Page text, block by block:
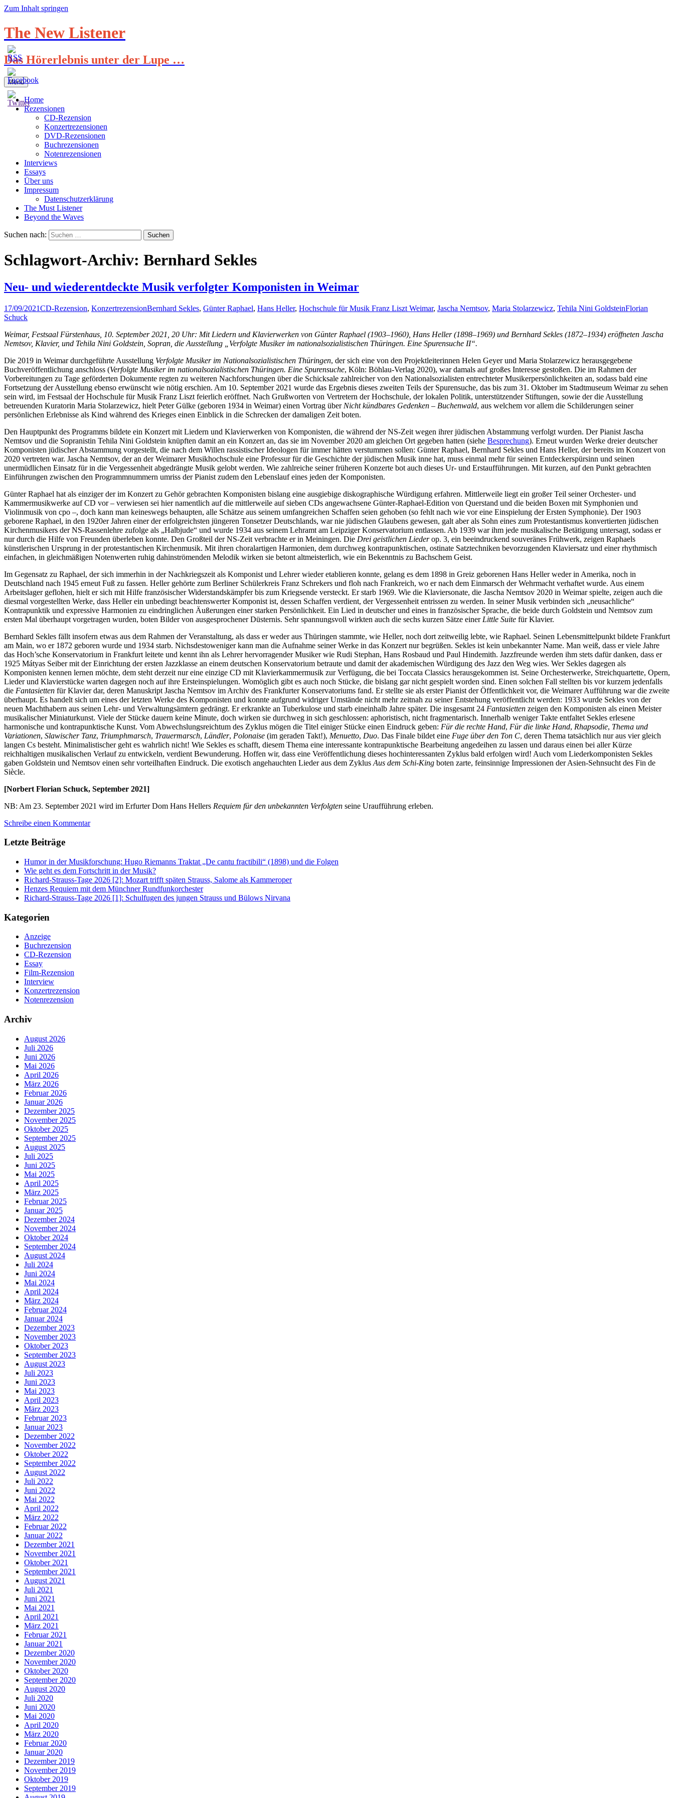
Zum Inhalt springen
The New Listener
Das Hörerlebnis unter der Lupe …
Menü
Home
Rezensionen
CD-Rezension
Konzertrezensionen
DVD-Rezensionen
Buchrezensionen
Notenrezensionen
Interviews
Essays
Über uns
Impressum
Datenschutzerklärung
The Must Listener
Beyond the Waves
Suchen nach:
Schlagwort-Archiv: Bernhard Sekles
Neu- und wiederentdeckte Musik verfolgter Komponisten in Weimar
17/09/2021CD-Rezension, KonzertrezensionBernhard Sekles, Günter Raphael, Hans Heller, Hochschule für Musik Franz Liszt Weimar, Jascha Nemtsov, Maria Stolarzewicz, Tehila Nini GoldsteinFlorian
Schuck
Weimar, Festsaal Fürstenhaus, 10. September 2021, 20 Uhr: Mit Liedern und Klavierwerken von Günter Raphael (1903–1960), Hans Heller (1898–1969) und Bernhard Sekles (1872–1934) eröffneten Jascha
Nemtsov, Klavier, und Tehila Nini Goldstein, Sopran, die Ausstellung „Verfolgte Musiker im nationalsozialistischen Thüringen. Eine Spurensuche II“.
Die 2019 in Weimar durchgeführte Ausstellung Verfolgte Musiker im Nationalsozialistischen Thüringen, der sich eine von den Projektleiterinnen Helen Geyer und Maria Stolarzewicz herausgegebene
Buchveröffentlichung anschloss (Verfolgte Musiker im nationalsozialistischen Thüringen. Eine Spurensuche, Köln: Böhlau-Verlag 2020), war damals auf großes Interesse gestoßen. Die im Rahmen der
Vorbereitungen zu Tage geförderten Dokumente regten zu weiteren Nachforschungen über die Schicksale zahlreicher von den Nationalsozialisten entrechteter Musikerpersönlichkeiten an, sodass bald eine
Fortsetzung der Ausstellung ebenso erwünscht wie nötig erschien. Am 10. September 2021 wurde das Ergebnis dieses zweiten Teils der Spurensuche, das bis zum 31. Oktober im Stadtmuseum Weimar zu sehen
sein wird, im Festsaal der Hochschule für Musik Franz Liszt feierlich eröffnet. Nach Grußworten von Vertretern der Hochschule, der lokalen Politik, unterstützender Stiftungen, sowie der die Ausstellung
betreuenden Kuratorin Maria Stolarzewicz, hielt Peter Gülke (geboren 1934 in Weimar) einen Vortrag über Nicht kündbares Gedenken – Buchenwald, aus welchem vor allem die Schilderungen seiner
persönlichen Erlebnisse als Kind während des Krieges einen Einblick in die Schrecken der damaligen Zeit boten.
Den Hauptpunkt des Programms bildete ein Konzert mit Liedern und Klavierwerken von Komponisten, die während der NS-Zeit wegen ihrer jüdischen Abstammung verfolgt wurden. Der Pianist Jascha
Nemtsov und die Sopranistin Tehila Nini Goldstein knüpften damit an ein Konzert an, das sie im November 2020 am gleichen Ort gegeben hatten (siehe Besprechung). Erneut wurden Werke dreier deutscher
Komponisten jüdischer Abstammung vorgestellt, die nach dem Willen rassistischer Ideologen für immer hätten verstummen sollen: Günter Raphael, Bernhard Sekles und Hans Heller, der bereits im Konzert von
2020 vertreten war. Jascha Nemtsov, der an der Weimarer Musikhochschule eine Professur für die Geschichte der jüdischen Musik inne hat, muss einmal mehr für seinen Entdeckerspürsinn und seinen
unermüdlichen Einsatz für in die Vergessenheit abgedrängte Musik gelobt werden. Wie zahlreiche seiner früheren Konzerte bot auch dieses Ur- und Erstaufführungen. Mit kurzen, auf den Punkt gebrachten
Einführungen zwischen den Programmnummern umriss der Pianist zudem den Lebenslauf eines jeden der Komponisten.
Günter Raphael hat als einziger der im Konzert zu Gehör gebrachten Komponisten bislang eine ausgiebige diskographische Würdigung erfahren. Mittlerweile liegt ein großer Teil seiner Orchester- und
Kammermusikwerke auf CD vor – verwiesen sei hier namentlich auf die mittlerweile auf sieben CDs angewachsene Günter-Raphael-Edition von Querstand und die beiden Boxen mit Symphonien und
Violinmusik von cpo –, doch kann man keineswegs behaupten, alle Schätze aus seinem umfangreichen Schaffen seien gehoben (so fehlt nach wie vor eine Einspielung der Ersten Symphonie). Der 1903
geborene Raphael, in den 1920er Jahren einer der erfolgreichsten jüngeren Tonsetzer Deutschlands, war nie jüdischen Glaubens gewesen, galt aber als Sohn eines zum Protestantismus konvertierten jüdischen
Kirchenmusikers der NS-Rassenlehre zufolge als „Halbjude“ und wurde 1934 aus seinem Lehramt am Leipziger Konservatorium entlassen. Ab 1939 war ihm jede musikalische Betätigung untersagt, sodass er
nur durch die Hilfe von Freunden überleben konnte. Den Großteil der NS-Zeit verbrachte er in Meiningen. Die Drei geistlichen Liederop. 3, ein beeindruckend souveränes Frühwerk, zeigen Raphaels
künstlerischen Ursprung in der protestantischen Kirchenmusik. Mit ihren choralartigen Harmonien, dem durchweg kontrapunktischen, ostinate Satztechniken bevorzugenden Klaviersatz und einer rhythmisch
einfachen, in gleichmäßigen Notenwerten ruhig dahinströmenden Melodik wirken sie betont altmeisterlich, wie ein Bekenntnis zu Bachschem Geist.
Im Gegensatz zu Raphael, der sich immerhin in der Nachkriegszeit als Komponist und Lehrer wieder etablieren konnte, gelang es dem 1898 in Greiz geborenen Hans Heller weder in Amerika, noch in
Deutschland nach 1945 erneut Fuß zu fassen. Heller gehörte zum Berliner Schülerkreis Franz Schrekers und floh nach Frankreich, wo er nach dem Einmarsch der Wehrmacht verhaftet wurde. Aus einem
Arbeitslager geflohen, hielt er sich mit Hilfe französischer Widerstandskämpfer bis zum Kriegsende versteckt. Er starb 1969. Wie die Klaviersonate, die Jascha Nemtsov 2020 in Weimar spielte, zeigen auch die
diesmal vorgestellten Werke, dass Heller ein unbedingt beachtenswerter Komponist ist, dessen Schaffen verdient, der Vergessenheit entrissen zu werden. In seiner Musik verbinden sich „neusachliche“
Kontrapunktik und expressive Harmonien zu eindringlichen Äußerungen einer starken Persönlichkeit. Ein Lied in deutscher und eines in französischer Sprache, die beide durch Goldstein und Nemtsov zum
ersten Mal überhaupt vorgetragen wurden, boten Bilder von ausgesprochener Düsternis. Sehr spannungsvoll wirkten auch die sechs kurzen Sätze einer Little Suite für Klavier.
Bernhard Sekles fällt insofern etwas aus dem Rahmen der Veranstaltung, als dass er weder aus Thüringen stammte, wie Heller, noch dort zeitweilig lebte, wie Raphael. Seinen Lebensmittelpunkt bildete Frankfurt
am Main, wo er 1872 geboren wurde und 1934 starb. Nichsdestoweniger kann man die Aufnahme seiner Werke in das Konzert nur begrüßen. Sekles ist kein unbekannter Name. Man weiß, dass er viele Jahre
das Hoch’sche Konservatorium in Frankfurt leitete und kennt ihn als Lehrer hervorragender Musiker wie Rudi Stephan, Hans Rosbaud und Paul Hindemith. Jazzfreunde werden ihm stets dafür danken, dass er
1925 Mátyas Seiber mit der Einrichtung der ersten Jazzklasse an einem deutschen Konservatorium betraute und damit der akademischen Würdigung des Jazz den Weg wies. Wer Sekles dagegen als
Komponisten kennen lernen möchte, dem steht derzeit nur eine einzige CD mit Klavierkammermusik zur Verfügung, die bei Toccata Classics herausgekommen ist. Seine Orchesterwerke, Streichquartette, Opern,
Lieder und Klavierstücke warten dagegen noch auf ihre Ersteinspielungen. Womöglich gibt es auch noch Stücke, die bislang gar nicht gespielt worden sind. Einen solchen Fall stellten bis vor kurzem jedenfalls
die Fantasietten für Klavier dar, deren Manuskript Jascha Nemtsov im Archiv des Frankfurter Konservatoriums fand. Er stellte sie als erster Pianist der Öffentlichkeit vor, die Weimarer Aufführung war die zweite
überhaupt. Es handelt sich um eines der letzten Werke des Komponisten und konnte aufgrund widriger Umstände nicht mehr zeitnah zu seiner Entstehung veröffentlicht werden: 1933 wurde Sekles von der
neuen Machthabern aus seinen Lehr- und Verwaltungsämtern gedrängt. Er erkrankte an Tuberkulose und starb eineinhalb Jahre später. Die insgesamt 24 Fantasietten zeigen den Komponisten als einen Meister
musikalischer Miniaturkunst. Viele der Stücke dauern keine Minute, doch wirken sie durchweg in sich geschlossen: aphoristisch, nicht fragmentarisch. Innerhalb weniger Takte entfaltet Sekles erlesene
harmonische und kontrapunktische Kunst. Vom Abwechslungsreichtum des Zyklus mögen die Titel einiger Stücke einen Eindruck geben: Für die rechte Hand, Für die linke Hand, Rhapsodie, Thema und
Variationen, Slawischer Tanz, Triumphmarsch, Trauermarsch, Ländler, Polonaise (im geraden Takt!), Menuetto, Duo. Das Finale bildet eine Fuge über den Ton C, deren Thema tatsächlich nur aus vier gleich
langen Cs besteht. Minimalistischer geht es wahrlich nicht! Wie Sekles es schafft, diesem Thema eine interessante kontrapunktische Bearbeitung angedeihen zu lassen und daraus einen bei aller Kürze
reichhaltigen musikalischen Verlauf zu entwickeln, verdient Bewunderung. Hoffen wir, dass eine Veröffentlichung dieses hochinteressanten Zyklus bald erfolgen wird! Auch vom Liederkomponisten Sekles
gaben Goldstein und Nemtsov einen sehr vorteilhaften Eindruck. Die exotisch angehauchten Lieder aus dem Zyklus Aus dem Schi-King boten zarte, feinsinnige Impressionen der Asien-Sehnsucht des Fin de
Siècle.
[Norbert Florian Schuck, September 2021]
NB: Am 23. September 2021 wird im Erfurter Dom Hans Hellers Requiem für den unbekannten Verfolgten seine Uraufführung erleben.
Schreibe einen Kommentar
Letzte Beiträge
Humor in der Musikforschung: Hugo Riemanns Traktat „De cantu fractibili“ (1898) und die Folgen
Wie geht es dem Fortschritt in der Musik?
Richard-Strauss-Tage 2026 [2]: Mozart trifft späten Strauss, Salome als Kammeroper
Henzes Requiem mit dem Münchner Rundfunkorchester
Richard-Strauss-Tage 2026 [1]: Schulfugen des jungen Strauss und Bülows Nirvana
Kategorien
Anzeige
Buchrezension
CD-Rezension
Essay
Film-Rezension
Interview
Konzertrezension
Notenrezension
Archiv
August 2026
Juli 2026
Juni 2026
Mai 2026
April 2026
März 2026
Februar 2026
Januar 2026
Dezember 2025
November 2025
Oktober 2025
September 2025
August 2025
Juli 2025
Juni 2025
Mai 2025
April 2025
März 2025
Februar 2025
Januar 2025
Dezember 2024
November 2024
Oktober 2024
September 2024
August 2024
Juli 2024
Juni 2024
Mai 2024
April 2024
März 2024
Februar 2024
Januar 2024
Dezember 2023
November 2023
Oktober 2023
September 2023
August 2023
Juli 2023
Juni 2023
Mai 2023
April 2023
März 2023
Februar 2023
Januar 2023
Dezember 2022
November 2022
Oktober 2022
September 2022
August 2022
Juli 2022
Juni 2022
Mai 2022
April 2022
März 2022
Februar 2022
Januar 2022
Dezember 2021
November 2021
Oktober 2021
September 2021
August 2021
Juli 2021
Juni 2021
Mai 2021
April 2021
März 2021
Februar 2021
Januar 2021
Dezember 2020
November 2020
Oktober 2020
September 2020
August 2020
Juli 2020
Juni 2020
Mai 2020
April 2020
März 2020
Februar 2020
Januar 2020
Dezember 2019
November 2019
Oktober 2019
September 2019